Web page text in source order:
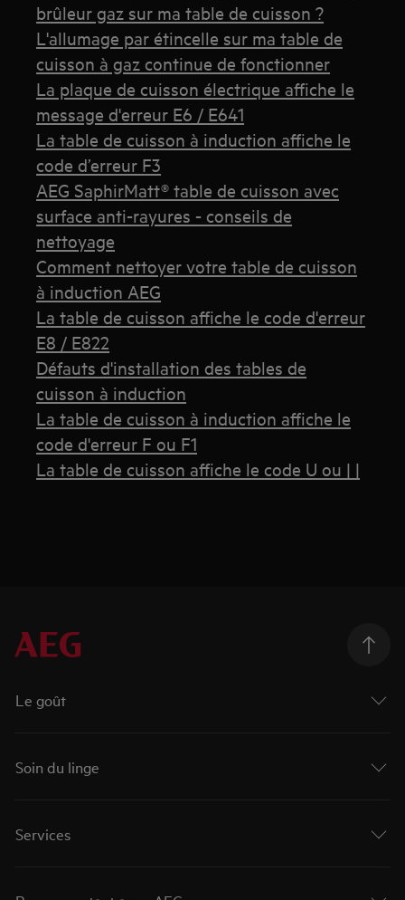
brûleur gaz sur ma table de cuisson ?
L'allumage par étincelle sur ma table de
cuisson à gaz continue de fonctionner
La plaque de cuisson électrique affiche le
message d'erreur E6 / E641
La table de cuisson à induction affiche le
code d’erreur F3
AEG SaphirMatt® table de cuisson avec
surface anti-rayures - conseils de
nettoyage
Comment nettoyer votre table de cuisson
à induction AEG
La table de cuisson affiche le code d'erreur
E8 / E822
Défauts d'installation des tables de
cuisson à induction
La table de cuisson à induction affiche le
code d'erreur F ou F1
La table de cuisson affiche le code U ou | |
Le goût
Soin du linge
Services